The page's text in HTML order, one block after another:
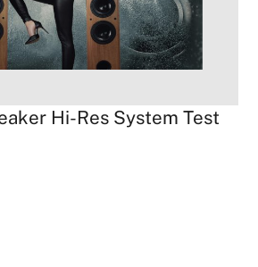
Hi-Res System Test